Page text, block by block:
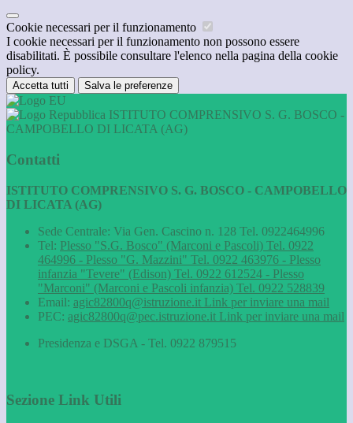
Cookie necessari per il funzionamento
I cookie necessari per il funzionamento non possono essere
disabilitati. È possibile consultare l'elenco nella pagina della cookie
policy.
Accetta tutti Salva le preferenze
ISTITUTO COMPRENSIVO S. G. BOSCO -
CAMPOBELLO DI LICATA (AG)
Contatti
ISTITUTO COMPRENSIVO S. G. BOSCO - CAMPOBELLO
DI LICATA (AG)
Sede Centrale: Via Gen. Cascino n. 128 Tel. 0922464996
Tel: Plesso "S.G. Bosco" (Marconi e Pascoli) Tel. 0922
464996 - Plesso "G. Mazzini" Tel. 0922 463976 - Plesso
infanzia "Tevere" (Edison) Tel. 0922 612524 - Plesso
"Marconi" (Marconi e Pascoli infanzia) Tel. 0922 528839
Email: agic82800q@istruzione.it Link per inviare una mail
PEC: agic82800q@pec.istruzione.it Link per inviare una mail
Presidenza e DSGA - Tel. 0922 879515
Sezione Link Utili